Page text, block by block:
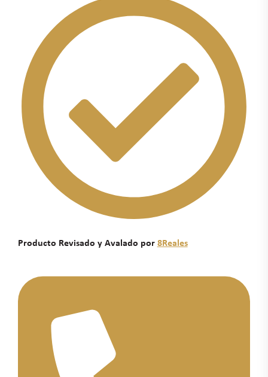
Producto Revisado y Avalado por 8Reales